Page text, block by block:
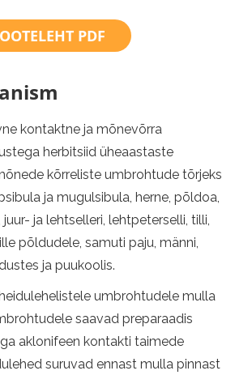
PDF
kontaktne ja mõnevõrra
herbitsiid üheaastaste
kõrreliste umbrohtude tõrjeks
ja mugulsibula, herne, põldoa,
ja lehtselleri, lehtpeterselli, tilli,
põldudele, samuti paju, männi,
ja puukoolis.
umbrohtudele mulla
saavad preparaadis
aklonifeen kontakti taimede
suruvad ennast mulla pinnast